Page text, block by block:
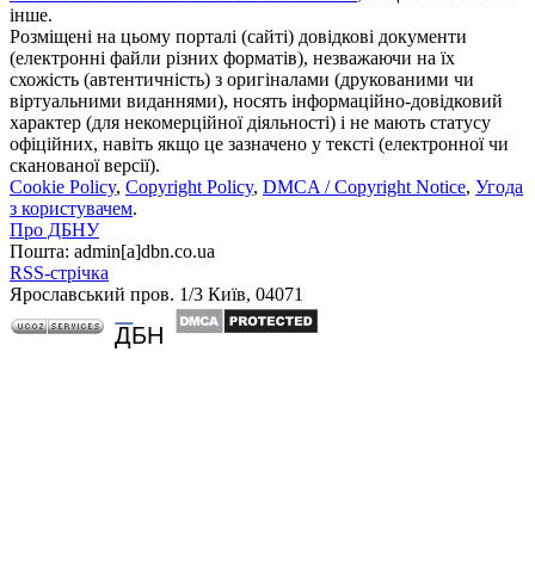
інше.
Розміщені на цьому порталі (сайті) довідкові документи
(електронні файли різних форматів), незважаючи на їх
схожість (автентичність) з оригіналами (друкованими чи
віртуальними виданнями), носять інформаційно-довідковий
характер (для некомерційної діяльності) і не мають статусу
офіційних, навіть якщо це зазначено у тексті (електронної чи
сканованої версії).
Cookie Policy, Copyright Policy, DMCA / Copyright Notice, Угода
з користувачем.
Про ДБНУ
Пошта: admin[а]dbn.co.ua
RSS-стрічка
Ярославський пров. 1/3 Київ, 04071